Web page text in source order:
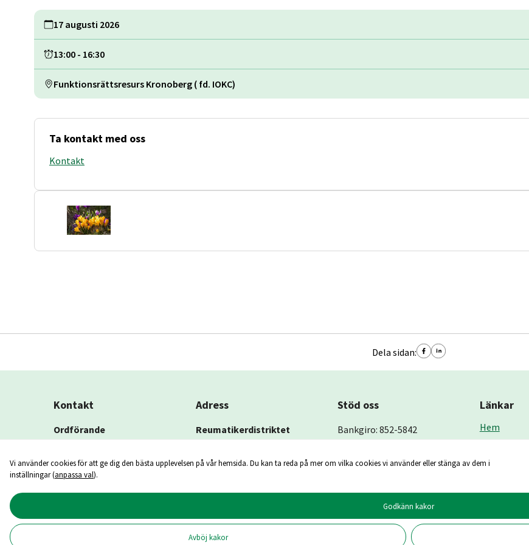
17 augusti 2026
13:00 - 16:30
Funktionsrättsresurs Kronoberg ( fd. IOKC)
Ta kontakt med oss
Kontakt
Dela sidan:
Kontakt
Ordförande
Tel: 070-52 804 03
E-post: per-
Adress
Reumatikerdistriktet
Högsbyvägen 3, plan 3
Stöd oss
Bankgiro: 852-5842
Länkar
Hem
Kontakt
Vi använder cookies för att ge dig den bästa upplevelsen på vår hemsida. Du kan ta reda på mer om vilka cookies vi använder eller stänga av dem i
inställningar (anpassa val).
Godkänn kakor
Avböj kakor